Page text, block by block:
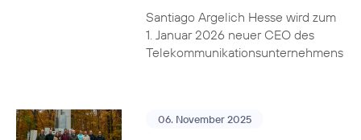
Santiago Argelich Hesse wird zum
1. Januar 2026 neuer CEO des
Telekommunikationsunternehmens
06. November 2025